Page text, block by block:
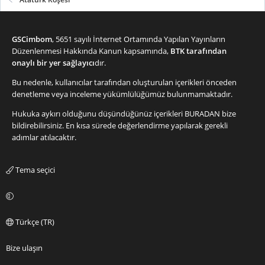
GSCimbom, 5651 sayılı İnternet Ortamında Yapılan Yayınların
Düzenlenmesi Hakkında Kanun kapsamında, BTK tarafından
onaylı bir yer sağlayıcıdır.
Bu nedenle, kullanıcılar tarafından oluşturulan içerikleri önceden
denetleme veya inceleme yükümlülüğümüz bulunmamaktadır.
Hukuka aykırı olduğunu düşündüğünüz içerikleri BURADAN bize
bildirebilirsiniz. En kısa sürede değerlendirme yapılarak gerekli
adımlar atılacaktır.
Tema seçici
Türkçe (TR)
Bize ulaşın